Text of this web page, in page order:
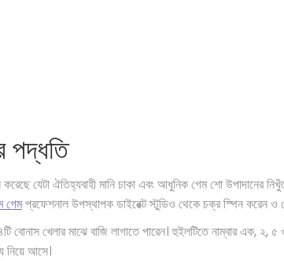
পদ্ধতি
যেটা ঐতিহ্যবাহী মানি চাকা এবং আধুনিক গেম শো উপাদানের
গেমপ্রফেশনাল উপস্থাপক ডাইরেক্ট স্টুডিও থেকে চক্র স্পিন করেন ও
বোনাস খেলার মাঝে বাজি লাগাতে পারেন। হুইলটিতে নাম্বার এক,
নিয়ে আসে।